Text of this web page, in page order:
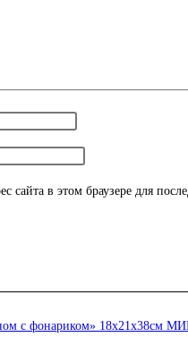
сайта в этом браузере для